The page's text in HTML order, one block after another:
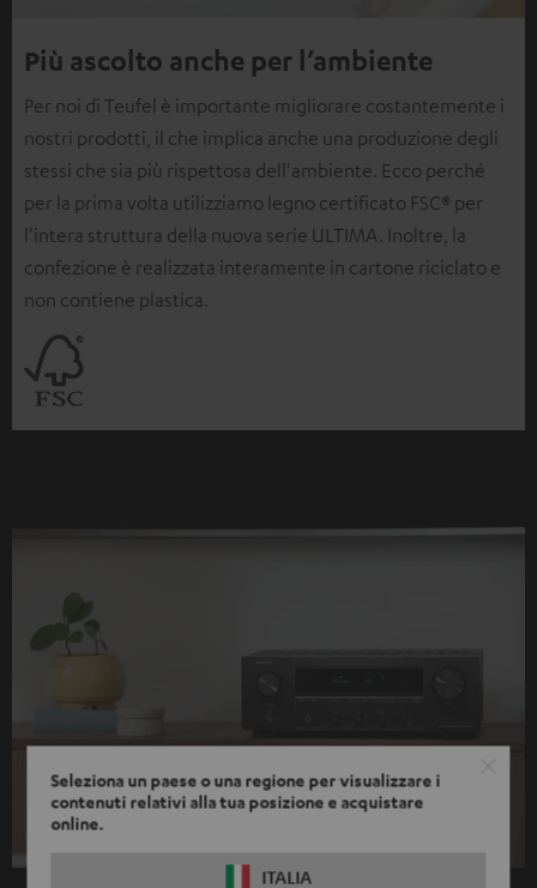
Seleziona un paese o una regione per visualizzare i
contenuti relativi alla tua posizione e acquistare
online.
ITALIA
Più ascolto anche per l’ambiente
Per noi di Teufel è importante migliorare costantemente i
nostri prodotti, il che implica anche una produzione degli
stessi che sia più rispettosa dell'ambiente. Ecco perché
per la prima volta utilizziamo legno certificato FSC® per
l'intera struttura della nuova serie ULTIMA. Inoltre, la
confezione è realizzata interamente in cartone riciclato e
non contiene plastica.